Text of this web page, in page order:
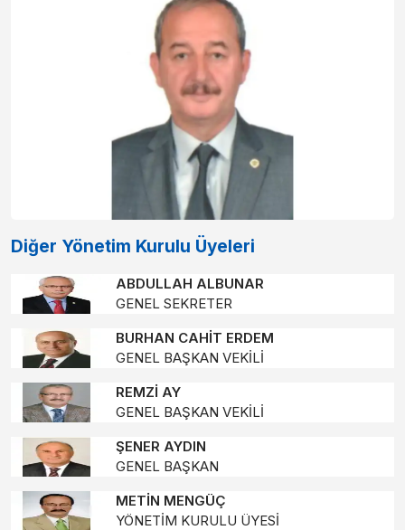
Diğer Yönetim Kurulu Üyeleri
ABDULLAH ALBUNAR
GENEL SEKRETER
BURHAN CAHİT ERDEM
GENEL BAŞKAN VEKİLİ
REMZİ AY
GENEL BAŞKAN VEKİLİ
ŞENER AYDIN
GENEL BAŞKAN
METİN MENGÜÇ
YÖNETİM KURULU ÜYESİ